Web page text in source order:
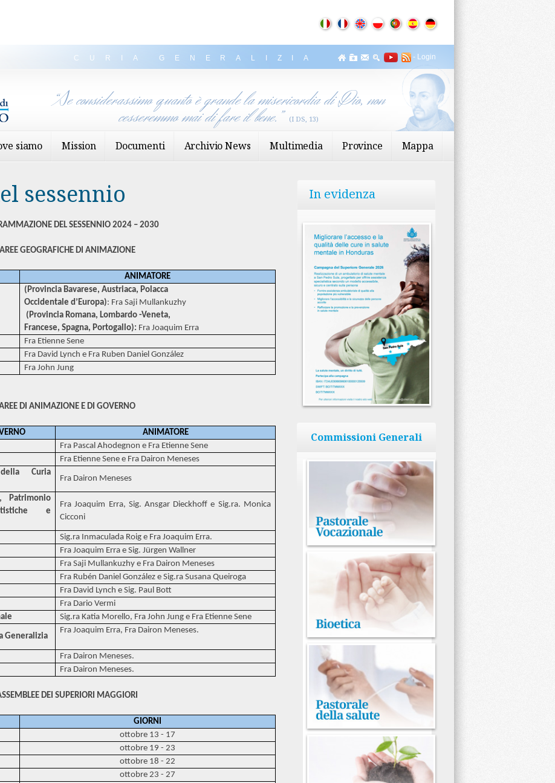
siamo Mission Documenti Archivio News Multimedia Province Mappa
CURIA GENERALIZIA - Login
“Se considerassimo quanto è grande la misericordia di Dio, non
cesseremmo mai di fare il bene.” (I DS, 13)
sessennio
DEL SESSENNIO 2024 – 2030
AREE GEOGRAFICHE DI ANIMAZIONE
ANIMATORE
(Provincia Bavarese, Austriaca, Polacca
Occidentale d’Europa): Fra Saji Mullankuzhy
(Provincia Romana, Lombardo -Veneta,
Francese, Spagna, Portogallo): Fra Joaquim Erra
Fra Etienne Sene
Fra David Lynch e Fra Ruben Daniel González
Fra John Jung
DI ANIMAZIONE E DI GOVERNO
ANIMATORE
Fra Pascal Ahodegnon e Fra Etienne Sene
Fra Etienne Sene e Fra Dairon Meneses
Curia
Fra Dairon Meneses
Patrimonio
e
Fra Joaquim Erra, Sig. Ansgar Dieckhoff e Sig.ra. Monica
Cicconi
Sig.ra Inmaculada Roig e Fra Joaquim Erra.
Fra Joaquim Erra e Sig. Jürgen Wallner
Fra Saji Mullankuzhy e Fra Dairon Meneses
Fra Rubén Daniel González e Sig.ra Susana Queiroga
Fra David Lynch e Sig. Paul Bott
Fra Dario Vermi
Sig.ra Katia Morello, Fra John Jung e Fra Etienne Sene
Generalizia
Fra Joaquim Erra, Fra Dairon Meneses.
Fra Dairon Meneses.
Fra Dairon Meneses.
DEI SUPERIORI MAGGIORI
GIORNI
ottobre 13 - 17
ottobre 19 - 23
ottobre 18 - 22
ottobre 23 - 27
In evidenza
Commissioni Generali